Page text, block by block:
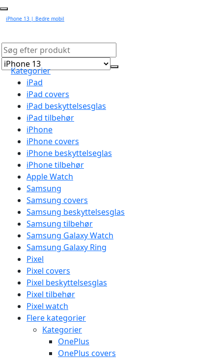
iPhone 13 | Bedre mobil
Kategorier
iPad
iPad covers
iPad beskyttelsesglas
iPad tilbehør
iPhone
iPhone covers
iPhone beskyttelseglas
iPhone tilbehør
Apple Watch
Samsung
Samsung covers
Samsung beskyttelsesglas
Samsung tilbehør
Samsung Galaxy Watch
Samsung Galaxy Ring
Pixel
Pixel covers
Pixel beskyttelsesglas
Pixel tilbehør
Pixel watch
Flere kategorier
Kategorier
OnePlus
OnePlus covers